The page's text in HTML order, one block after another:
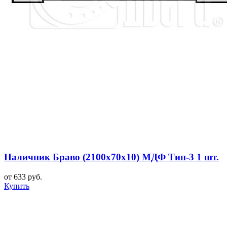
Наличник Браво (2100x70x10) МДФ Тип-3 1 шт.
от 633 руб.
Купить